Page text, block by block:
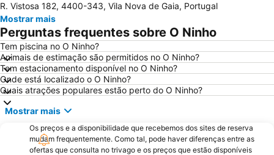
Praia do Furadouro
Cais de Gaia
Magikland
Pavilhão Rosa Mota
Norteshopping
Rua Santa Catarina
Baixa
Centro Histórico do Porto
Casa da Música
Estação São Bento
Aver-o-Mar Beach
Europarque
Praia da Aguda
Parque da Cidade
Hotel Solverde Beach
Ponte Dom Luís I
R. Vistosa 182, 4400-343, Vila Nova de Gaia, Portugal
Mostrar mais
Perguntas frequentes sobre O Ninho
Tem piscina no O Ninho?
Animais de estimação são permitidos no O Ninho?
Tem estacionamento disponível no O Ninho?
Onde está localizado o O Ninho?
Quais atrações populares estão perto do O Ninho?
Mostrar mais
Os preços e a disponibilidade que recebemos dos sites de reserva
mudam frequentemente. Como tal, pode haver diferenças entre as
ofertas que consulta no trivago e os preços que estão disponíveis